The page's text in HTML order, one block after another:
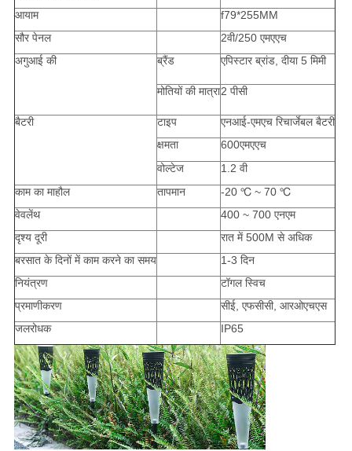
आयाम
f79*255MM
सौर पेनल
2वी/250 एमएएच
अगुआई की
ब्रैंड एपिस्टार ब्रांड, दीया 5 मिमी
मोतियों की मात्रा2 पीसी
बैटरी टाइप
एनआई-एमएच रिचार्जेबल बैटरी
क्षमता
600एमएएच
वोल्टेज
1.2 वी
काम का माहौल
तापमान
-20 ℃ ~ 70 ℃
वेवलेंथ
400 ~ 700 एनएम
दृश्य दूरी
रात में 500M से अधिक
बरसात के दिनों में काम करने का समय
1-3 दिन
नियंत्रण
टॉगल स्विच
प्रमाणीकरण
सीई, एफसीसी, आरओएचएस
जलरोधक
IP65